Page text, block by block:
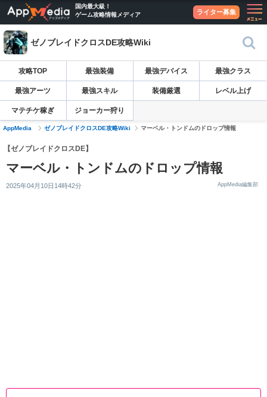
国内最大級！
ゲーム攻略情報メディア
ライター募集
ゼノブレイドクロスDE攻略Wiki
攻略TOP 最強装備 最強デバイス 最強クラス
最強アーツ 最強スキル 装備厳選 レベル上げ
マテチケ稼ぎ ジョーカー狩り
AppMedia ゼノブレイドクロスDE攻略Wiki マーベル・トンドムのドロップ情報
【ゼノブレイドクロスDE】
マーベル・トンドムのドロップ情報
2025年04月10日14時42分 AppMedia編集部